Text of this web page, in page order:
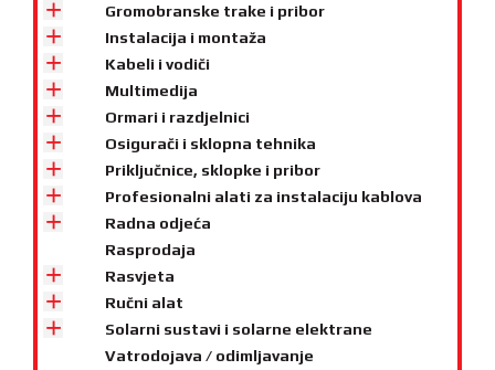
Gromobranske trake i pribor
Instalacija i montaža
Kabeli i vodiči
Multimedija
Ormari i razdjelnici
Osigurači i sklopna tehnika
Priključnice, sklopke i pribor
Profesionalni alati za instalaciju kablova
Radna odjeća
Rasprodaja
Rasvjeta
Ručni alat
Solarni sustavi i solarne elektrane
Vatrodojava / odimljavanje